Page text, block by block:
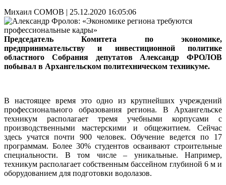
Михаил СОМОВ | 25.12.2020 16:05:06
Председатель Комитета по экономике,
предпринимательству и инвестиционной политике
областного Собрания депутатов Александр ФРОЛОВ
побывал в Архангельском политехническом техникуме.
В настоящее время это одно из крупнейших учреждений
профессионального образования региона. В Архангельске
техникум располагает тремя учебными корпусами с
производственными мастерскими и общежитием. Сейчас
здесь учатся почти 900 человек. Обучение ведется по 17
программам. Более 30% студентов осваивают строительные
специальности. В том числе – уникальные. Например,
техникум располагает собственным бассейном глубиной 6 м и
оборудованием для подготовки водолазов.